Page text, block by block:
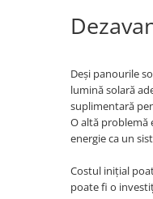
Deși panourile
lumină solară
suplimentară
O altă problemă
energie ca un
Costul inițial
poate fi o